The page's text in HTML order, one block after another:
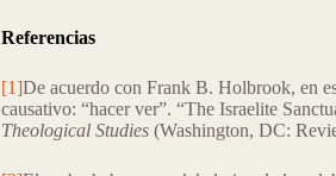
Referencias
[1]De acuerdo con Frank B. Holbrook, en
causativo: “hacer ver”. “The Israelite
Theological Studies(Washington, DC: